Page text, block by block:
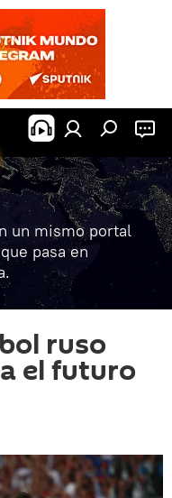
un mismo portal
pasa en
ruso
el futuro